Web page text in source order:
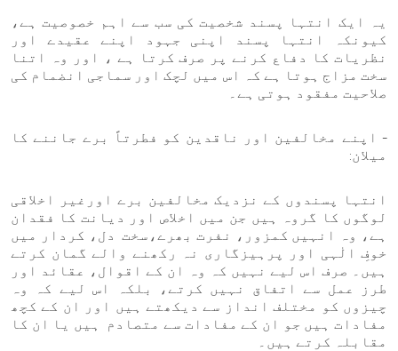
یہ ایک انتہا پسند شخصیت کی سب سے اہم خصوصیت ہے،
کیونکہ انتہا پسند اپنی جہود اپنے عقیدے اور
نظریات کا دفاع کرنے پر صرف کرتا ہے ، اور وہ اتنا
سخت مزاج ہوتا ہے کہ اس میں لچک اور سماجی انضمام کی
صلاحیت مفقود ہوتی ہے۔
- اپنے مخالفین اور ناقدین کو فطرتاً برے جاننے کا
میلان:
انتہا پسندوں کے نزدیک مخالفین برے اورغیر اخلاقی
لوگوں کا گروہ ہیں جن میں اخلاص اور دیانت کا فقدان
ہے، وہ انہیں کمزور، نفرت بھرے،سخت دل، کردار میں
خوفِ الٰہی اور پرہیزگاری نہ رکھنے والے گمان کرتے
ہیں۔ صرف اس لیے نہیں کہ وہ ان کے اقوال، عقائد اور
طرز عمل سے اتفاق نہیں کرتے، بلکہ اس لیے کہ وہ
چیزوں کو مختلف انداز سے دیکھتے ہیں اور ان کے کچھ
مفادات ہیں جو ان کے مفادات سے متصادم ہیں یا ان کا
مقابلہ کرتے ہیں۔